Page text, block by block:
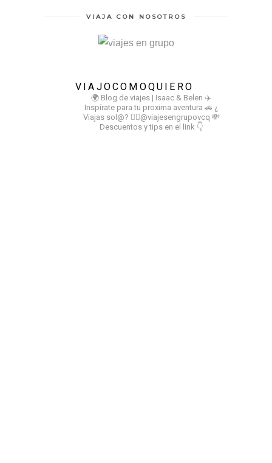
VIAJA CON NOSOTROS
VIAJOCOMOQUIERO
🌍 Blog de viajes | Isaac & Belen ✈️
Inspírate para tu proxima aventura 🚗 ¿
Viajas sol@? 👉🏻@viajesengrupovcq 💸
Descuentos y tips en el link 👇